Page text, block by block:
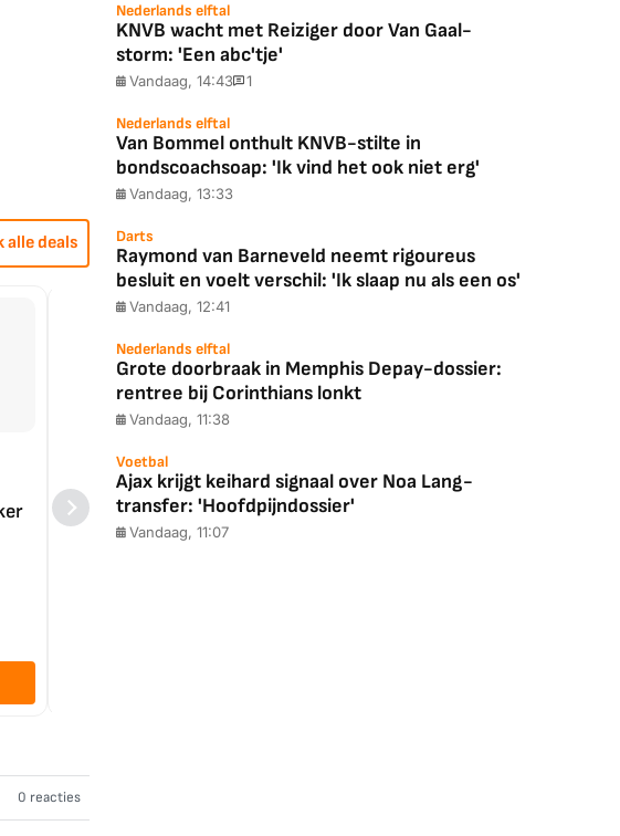
alle deals
LG OLED55C56LB
4K TV (2025)
JBL Partybox
Ultimate Zwart
Google TV
0 reacties
Nederlands elftal
KNVB wacht met Reiziger door Van Gaal-
storm: 'Een abc'tje'
Vandaag, 14:43 1
Nederlands elftal
Van Bommel onthult KNVB-stilte in
bondscoachsoap: 'Ik vind het ook niet erg'
Vandaag, 13:33
Darts
Raymond van Barneveld neemt rigoureus
besluit en voelt verschil: 'Ik slaap nu als een os'
Vandaag, 12:41
Nederlands elftal
Grote doorbraak in Memphis Depay-dossier:
rentree bij Corinthians lonkt
Vandaag, 11:38
Voetbal
Ajax krijgt keihard signaal over Noa Lang-
transfer: 'Hoofdpijndossier'
Vandaag, 11:07